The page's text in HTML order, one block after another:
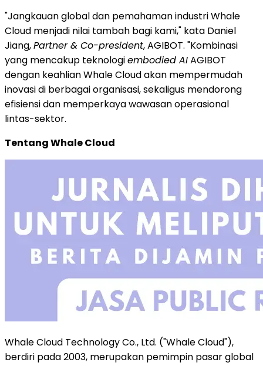
"Jangkauan global dan pemahaman industri Whale
Cloud menjadi nilai tambah bagi kami," kata Daniel
Jiang,Partner & Co-president, AGIBOT. "Kombinasi
yang mencakup teknologiembodied AIAGIBOT
dengan keahlian Whale Cloud akan mempermudah
inovasi di berbagai organisasi, sekaligus mendorong
efisiensi dan memperkaya wawasan operasional
lintas-sektor.
Tentang Whale Cloud
Whale Cloud Technology Co., Ltd. ("Whale Cloud"),
berdiri pada 2003, merupakan pemimpin pasar global